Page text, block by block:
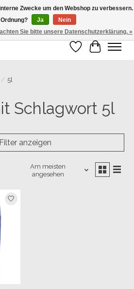
11 - 42499 Hückeswagen - 02191/5991535 -
Wunschzettel
Ihr
/ 5l
Schlagwort 5l
Filter anzeigen
Am meisten
angesehen
Zwecke um den Webshop zu verbessern.
Ja
Nein
Sie bitte unsere Datenschutzerklärung. »